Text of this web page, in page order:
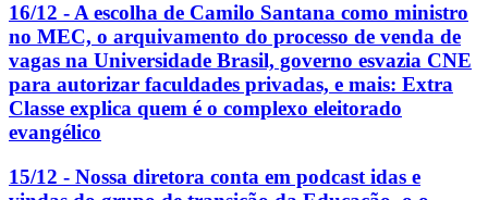
16/12 - A escolha de Camilo Santana como ministro
no MEC, o arquivamento do processo de venda de
vagas na Universidade Brasil, governo esvazia CNE
para autorizar faculdades privadas, e mais: Extra
Classe explica quem é o complexo eleitorado
evangélico
15/12 - Nossa diretora conta em podcast idas e